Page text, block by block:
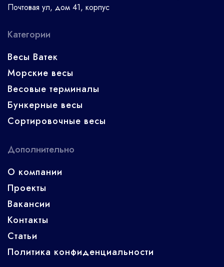
Почтовая ул, дом 41, корпус
Категории
Весы Ватек
Морские весы
Весовые терминалы
Бункерные весы
Сортировочные весы
Дополнительно
О компании
Проекты
Вакансии
Контакты
Статьи
Политика конфиденциальности